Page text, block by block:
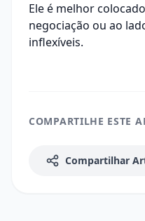
Ele é melhor
negociação ou ao
inflexíveis.
COMPARTILHE ESTE
Compartilhar